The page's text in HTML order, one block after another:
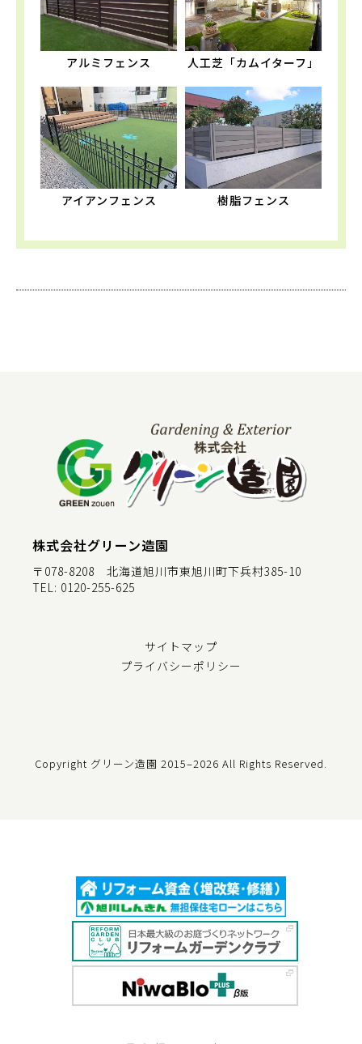
アルミフェンス 人工芝「カムイターフ」
アイアンフェンス 樹脂フェンス
株式会社グリーン造園
〒078-8208 北海道旭川市東旭川町下兵村385-10
TEL: 0120-255-625
サイトマップ
プライバシーポリシー
Copyright グリーン造園 2015–2026 All Rights Reserved.